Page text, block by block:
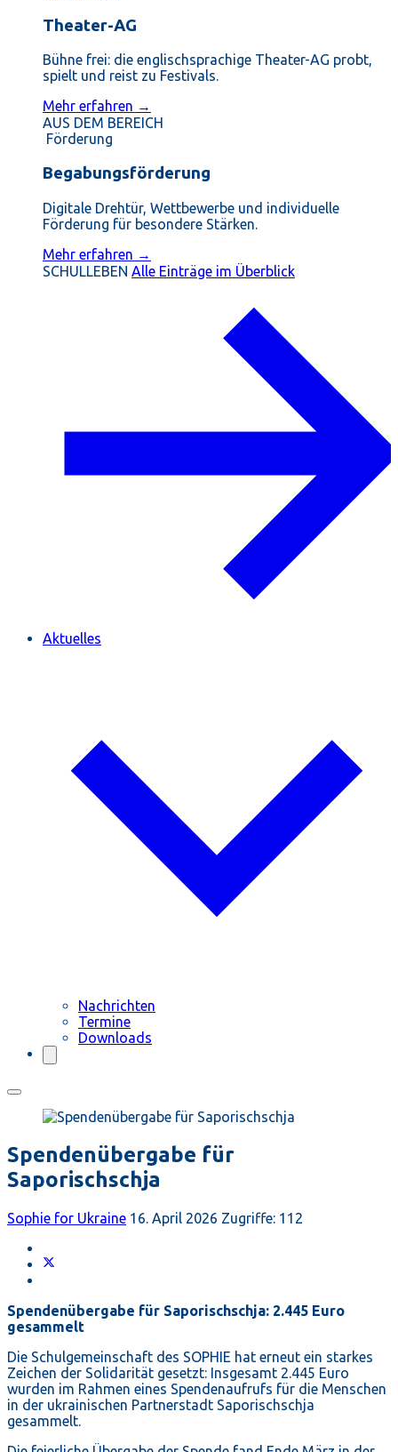
Theater-AG
Bühne frei: die englischsprachige Theater-AG probt,
spielt und reist zu Festivals.
Mehr erfahren →
AUS DEM BEREICH
Förderung
Begabungsförderung
Digitale Drehtür, Wettbewerbe und individuelle
Förderung für besondere Stärken.
Mehr erfahren →
SCHULLEBEN Alle Einträge im Überblick
Aktuelles
Nachrichten
Termine
Downloads
Spendenübergabe für
Saporischschja
Sophie for Ukraine 16. April 2026 Zugriffe: 112
Spendenübergabe für Saporischschja: 2.445 Euro
gesammelt
Die Schulgemeinschaft des SOPHIE hat erneut ein starkes
Zeichen der Solidarität gesetzt: Insgesamt 2.445 Euro
wurden im Rahmen eines Spendenaufrufs für die Menschen
in der ukrainischen Partnerstadt Saporischschja
gesammelt.